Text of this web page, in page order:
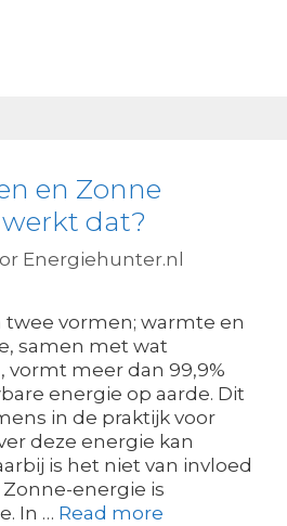
en Zonne
dat?
Energiehunter.nl
vormen; warmte en
samen met wat
vormt meer dan 99,9%
energie op aarde. Dit
in de praktijk voor
deze energie kan
is het niet van invloed
energie is
In … Read more